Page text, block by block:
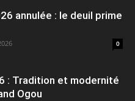
annulée : le deuil prime
0
: Tradition et modernité
Ogou